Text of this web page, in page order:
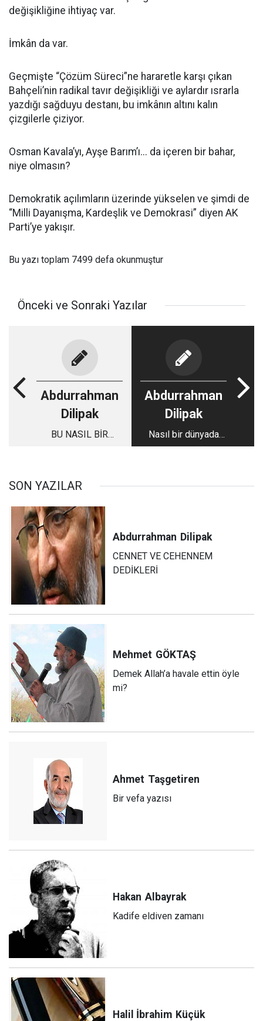
değişikliğine ihtiyaç var.
İmkân da var.
Geçmişte “Çözüm Süreci”ne hararetle karşı çıkan
Bahçeli’nin radikal tavır değişikliği ve aylardır ısrarla
yazdığı sağduyu destanı, bu imkânın altını kalın
çizgilerle çiziyor.
Osman Kavala’yı, Ayşe Barım’ı... da içeren bir bahar,
niye olmasın?
Demokratik açılımların üzerinde yükselen ve şimdi de
“Milli Dayanışma, Kardeşlik ve Demokrasi” diyen AK
Parti’ye yakışır.
Bu yazı toplam 7499 defa okunmuştur
Önceki ve Sonraki Yazılar
Abdurrahman
Dilipak
BU NASIL BİR
Abdurrahman
Dilipak
Nasıl bir dünyada
yaşıyoruz?
SON YAZILAR
Abdurrahman Dilipak
CENNET VE CEHENNEM
DEDİKLERİ
Mehmet GÖKTAŞ
Demek Allah’a havale ettin öyle
mi?
Ahmet Taşgetiren
Bir vefa yazısı
Hakan Albayrak
Kadife eldiven zamanı
Halil İbrahim Küçük